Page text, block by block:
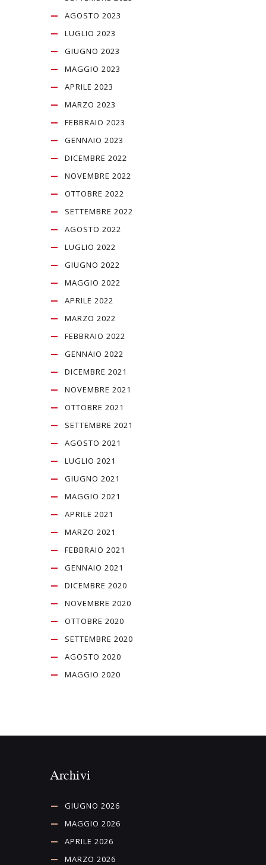
AGOSTO 2023
LUGLIO 2023
GIUGNO 2023
MAGGIO 2023
APRILE 2023
MARZO 2023
FEBBRAIO 2023
GENNAIO 2023
DICEMBRE 2022
NOVEMBRE 2022
OTTOBRE 2022
SETTEMBRE 2022
AGOSTO 2022
LUGLIO 2022
GIUGNO 2022
MAGGIO 2022
APRILE 2022
MARZO 2022
FEBBRAIO 2022
GENNAIO 2022
DICEMBRE 2021
NOVEMBRE 2021
OTTOBRE 2021
SETTEMBRE 2021
AGOSTO 2021
LUGLIO 2021
GIUGNO 2021
MAGGIO 2021
APRILE 2021
MARZO 2021
FEBBRAIO 2021
GENNAIO 2021
DICEMBRE 2020
NOVEMBRE 2020
OTTOBRE 2020
SETTEMBRE 2020
AGOSTO 2020
MAGGIO 2020
Archivi
GIUGNO 2026
MAGGIO 2026
APRILE 2026
MARZO 2026